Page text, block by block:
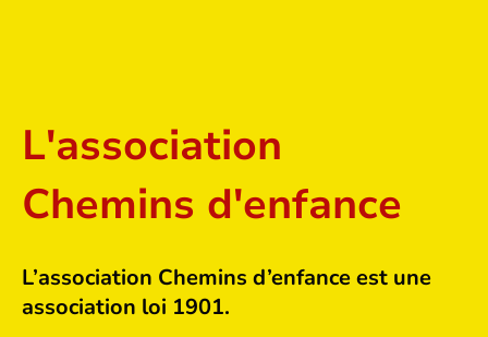
L'association
Chemins d'enfance
L’association Chemins d’enfance est une
association loi 1901.